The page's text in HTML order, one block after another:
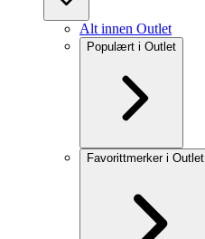
Alt innen Outlet
Populært i Outlet
Favorittmerker i Outlet